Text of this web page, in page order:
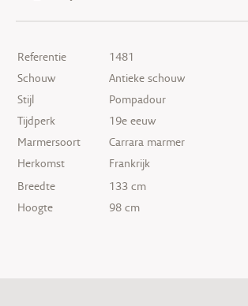
Referentie
1481
Schouw
Antieke schouw
Stijl
Pompadour
Tijdperk
19e eeuw
Marmersoort
Carrara marmer
Herkomst
Frankrijk
Breedte
133 cm
Hoogte
98 cm